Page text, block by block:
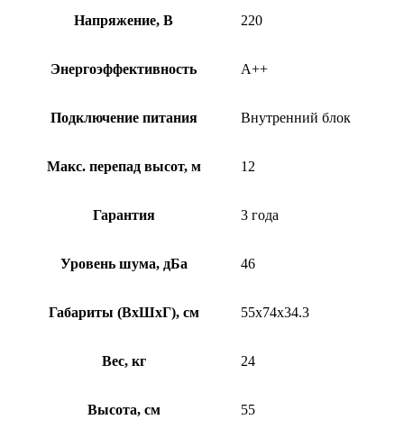
Напряжение, В 220
Энергоэффективность A++
Подключение питания Внутренний блок
Макс. перепад высот, м 12
Гарантия 3 года
Уровень шума, дБа 46
Габариты (ВхШхГ), см 55x74x34.3
Вес, кг 24
Высота, см 55